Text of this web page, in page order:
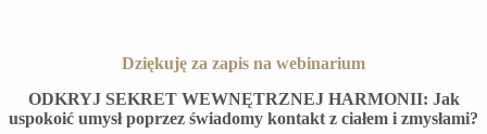
Dziękuję za zapis na webinarium
ODKRYJ SEKRET WEWNĘTRZNEJ HARMONII: Jak
uspokoić umysł poprzez świadomy kontakt z ciałem i zmysłami?